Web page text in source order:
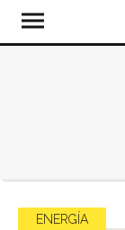
ENERGÍA